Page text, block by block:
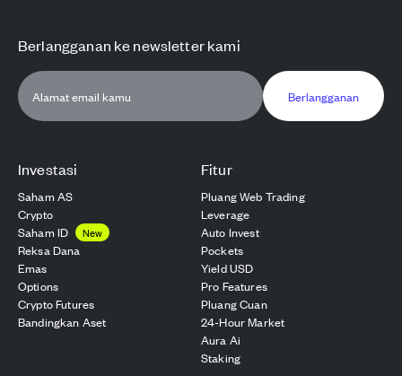
Investasi
Saham AS
Crypto
Saham ID
New
Reksa Dana
Emas
Options
Crypto Futures
Bandingkan Aset
Fitur
Pluang Web Trading
Leverage
Auto Invest
Pockets
Yield USD
Pro Features
Pluang Cuan
24-Hour Market
Aura Ai
Staking
Berlangganan ke newsletter kami
Berlangganan